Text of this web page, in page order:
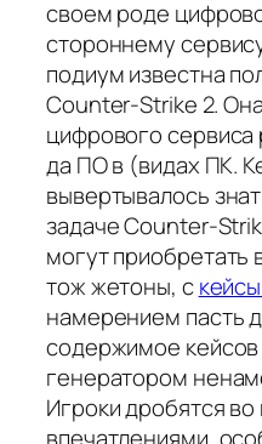
своем роде
стороннему
подиум известна
Counter-Strike 2.
цифрового сервиса
да ПО в (видах ПК.
вывертывалось
задаче Counter-
могут
тож жетоны, с
намерением пасть
содержимое
генератором
Игроки дробятся